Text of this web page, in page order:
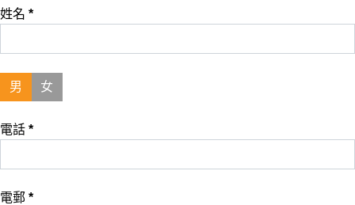
姓名 *
男 女
電話 *
電郵 *